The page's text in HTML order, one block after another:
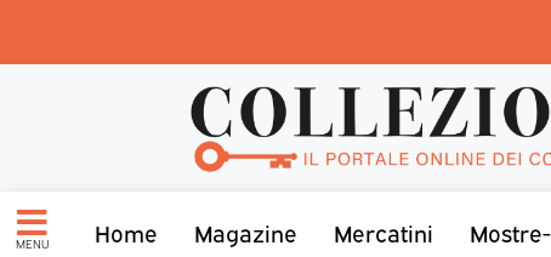
MENU Home Magazine Mercatini